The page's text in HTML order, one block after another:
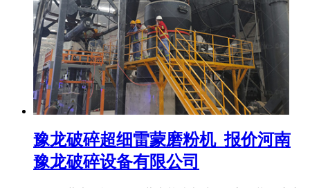
豫龙破碎超细雷蒙磨粉机_报价河南
豫龙破碎设备有限公司